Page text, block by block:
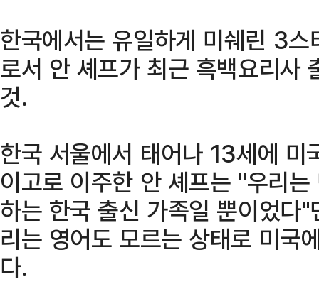
한국에서는 유일하게 미쉐린 3
로서 안 셰프가 최근 흑백요리사
것.
한국 서울에서 태어나 13세에
이고로 이주한 안 셰프는 "우리
하는 한국 출신 가족일 뿐이었다
리는 영어도 모르는 상태로 미국
다.